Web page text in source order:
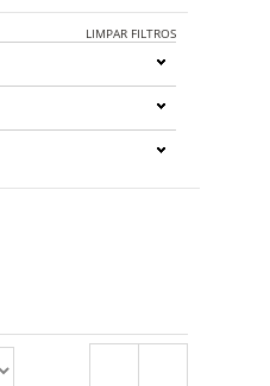
LIMPAR FILTROS